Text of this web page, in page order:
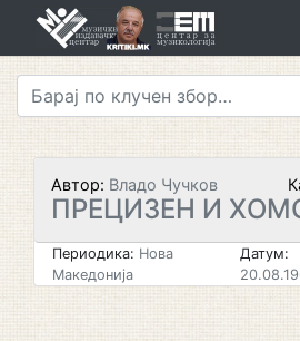
Автор: Владо Чучков
ПРЕЦИЗЕН И
Периодика: Нова
Македонија
Датум: